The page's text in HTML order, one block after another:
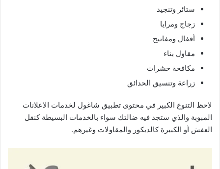
ستائر وتنجيد
زجاج ومرايا
أقفال ومفاتيح
مقاول بناء
مكافحة حشرات
زراعة وتنسيق الحدائق
لاحظ التنوع الكبير في محتوى تطبيق شاغول لخدمات الاعلانات
المبوبة والذي ستجد فيه ضالتك سواء بالخدمات البسيطة كنقل
العفش أو الكبيرة كالديكور والمقاولات وغيرهم.